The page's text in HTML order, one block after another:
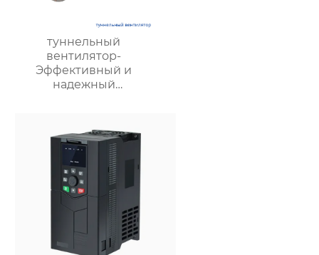
туннельный
вентилятор-
Эффективный и
надежный
туннельный осевой
вентилятор SDF —
идеальное решение
для туннельной
вентиляции.